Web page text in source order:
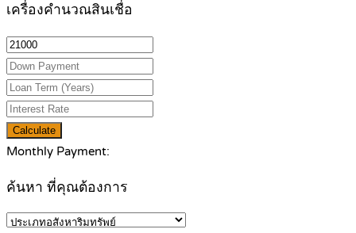
เครื่องคำนวณสินเชื่อ
Calculate
Monthly Payment:
ค้นหา ที่คุณต้องการ